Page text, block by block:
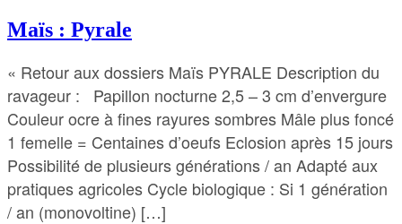
Maïs : Pyrale
« Retour aux dossiers Maïs PYRALE Description du
ravageur : Papillon nocturne 2,5 – 3 cm d’envergure
Couleur ocre à fines rayures sombres Mâle plus foncé
1 femelle = Centaines d’oeufs Eclosion après 15 jours
Possibilité de plusieurs générations / an Adapté aux
pratiques agricoles Cycle biologique : Si 1 génération
/ an (monovoltine) […]